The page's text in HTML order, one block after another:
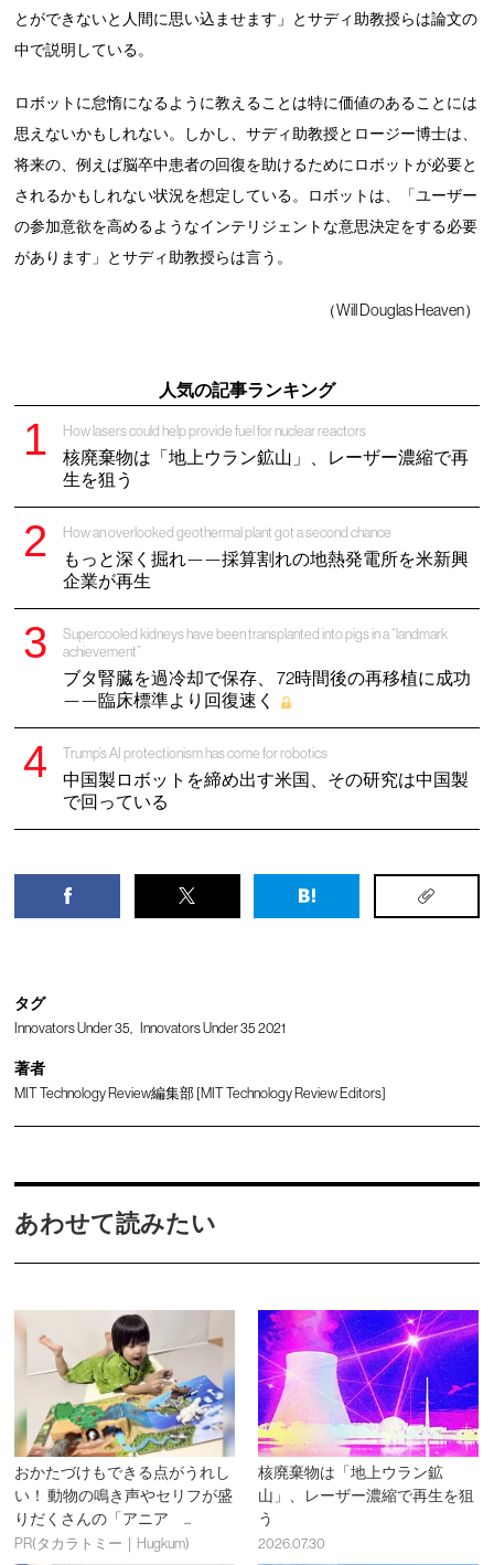
とができないと人間に思い込ませます」とサディ助教授らは論文の
中で説明している。
ロボットに怠惰になるように教えることは特に価値のあることには
思えないかもしれない。しかし、サディ助教授とロージー博士は、
将来の、例えば脳卒中患者の回復を助けるためにロボットが必要と
されるかもしれない状況を想定している。ロボットは、「ユーザー
の参加意欲を高めるようなインテリジェントな意思決定をする必要
があります」とサディ助教授らは言う。
（Will Douglas Heaven）
人気の記事ランキング
How lasers could help provide fuel for nuclear reactors
核廃棄物は「地上ウラン鉱山」、レーザー濃縮で再
生を狙う
How an overlooked geothermal plant got a second chance
もっと深く掘れ——採算割れの地熱発電所を米新興
企業が再生
Supercooled kidneys have been transplanted into pigs in a “landmark
achievement”
ブタ腎臓を過冷却で保存、 72時間後の再移植に成功
——臨床標準より回復速く
Trump’s AI protectionism has come for robotics
中国製ロボットを締め出す米国、その研究は中国製
で回っている
タグ
Innovators Under 35 Innovators Under 35 2021
著者
MIT Technology Review編集部 [MIT Technology Review Editors]
あわせて読みたい
おかたづけもできる点がうれし
い！ 動物の鳴き声やセリフが盛
りだくさんの「アニア ...
PR(タカラトミー｜Hugkum)
核廃棄物は「地上ウラン鉱
山」、レーザー濃縮で再生を狙
う
2026.07.30